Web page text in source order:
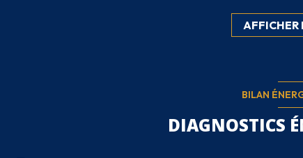
Agent commercial siret 888894946 rsac de Cusset.
AFFICHER
BILAN
DIAGNOSTICS